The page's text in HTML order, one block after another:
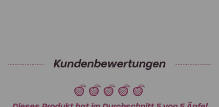
Kundenbewertungen